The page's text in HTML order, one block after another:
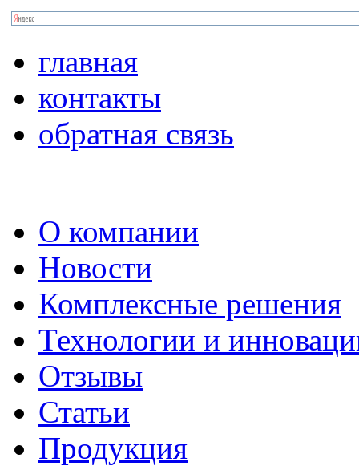
главная
контакты
обратная связь
О компании
Новости
Комплексные решения
Технологии и
Отзывы
Статьи
Продукция